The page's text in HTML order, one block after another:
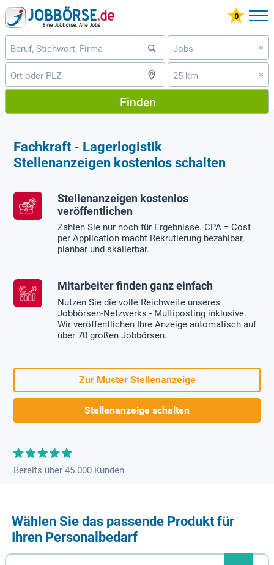
Jobs »
25 km »
Finden
Fachkraft - Lagerlogistik
Stellenanzeigen kostenlos schalten
Stellenanzeigen kostenlos
veröffentlichen
Zahlen Sie nur noch für Ergebnisse. CPA = Cost
per Application macht Rekrutierung bezahlbar,
planbar und skalierbar.
Mitarbeiter finden ganz einfach
Nutzen Sie die volle Reichweite unseres
Jobbörsen-Netzwerks - Multiposting inklusive.
Wir veröffentlichen Ihre Anzeige automatisch auf
über 70 großen Jobbörsen.
Zur Muster Stellenanzeige
Stellenanzeige schalten
Bereits über 45.000 Kunden
Wählen Sie das passende Produkt für
Ihren Personalbedarf